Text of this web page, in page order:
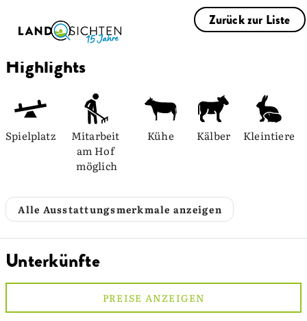
Zurück zur Liste
Highlights
Spielplatz
Mitarbeit
am Hof
möglich
Kühe Kälber Kleintiere
Alle Ausstattungsmerkmale anzeigen
Unterkünfte
PREISE ANZEIGEN